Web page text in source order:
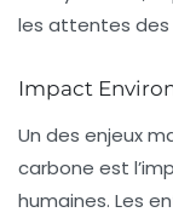
les attentes
Impact
Un des enjeux
carbone est
humaines. Les